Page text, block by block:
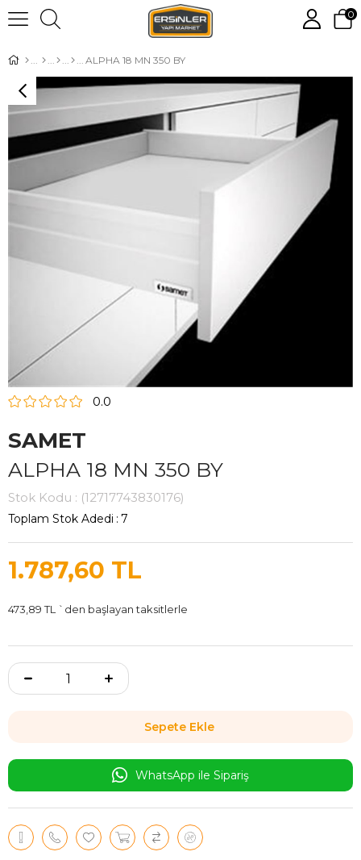
0
ALPHA 18 MN 350 BY
0.0
SAMET
ALPHA 18 MN 350 BY
Stok Kodu (12717743830176)
Toplam Stok Adedi : 7
1.787,60 TL
473,89 TL `den başlayan taksitlerle
WhatsApp ile Sipariş